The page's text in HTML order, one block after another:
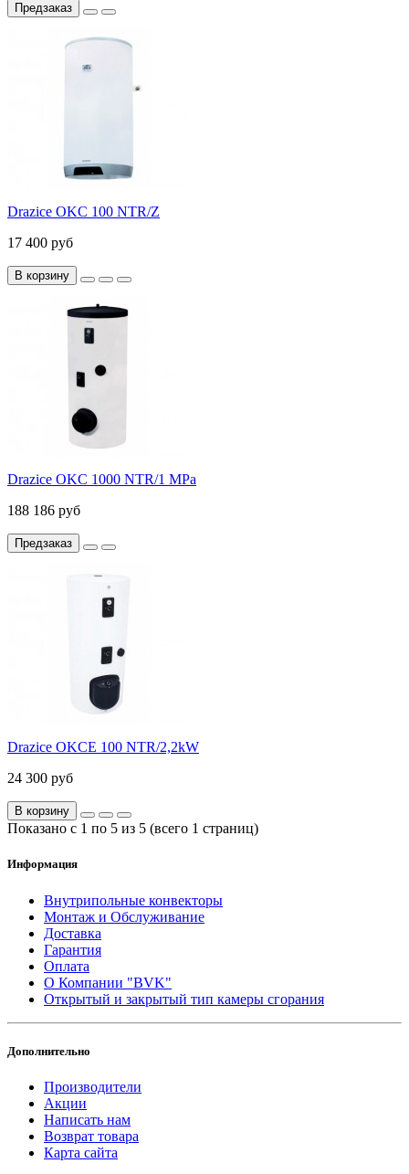
Предзаказ
Drazice OKC 100 NTR/Z
17 400 руб
В корзину
Drazice OKC 1000 NTR/1 MPa
188 186 руб
Предзаказ
Drazice OKCE 100 NTR/2,2kW
24 300 руб
В корзину
Показано с 1 по 5 из 5 (всего 1 страниц)
Информация
Внутрипольные конвекторы
Монтаж и Обслуживание
Доставка
Гарантия
Оплата
О Компании "BVK"
Открытый и закрытый тип камеры сгорания
Дополнительно
Производители
Акции
Написать нам
Возврат товара
Карта сайта